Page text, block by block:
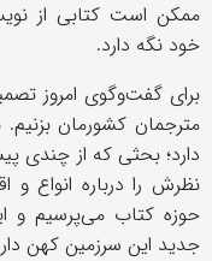
ممکن است کتابی از
خود نگه دارد.
برای گفت‌وگوی امروز
مترجمان کشورمان بزنیم.
دارد؛ بحثی که از چندی
نظرش را درباره انواع
حوزه كتاب می‌پرسیم و
جدید این سرزمین کهن